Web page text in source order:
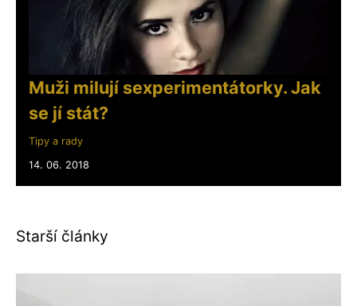
Muži milují sexperimentátorky. Jak
se jí stát?
Tipy a rady
14. 06. 2018
Starší články